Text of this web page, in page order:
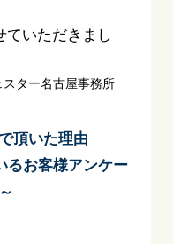
ていただきまし
ター名古屋事務所
頂いた理由
るお客様アンケー